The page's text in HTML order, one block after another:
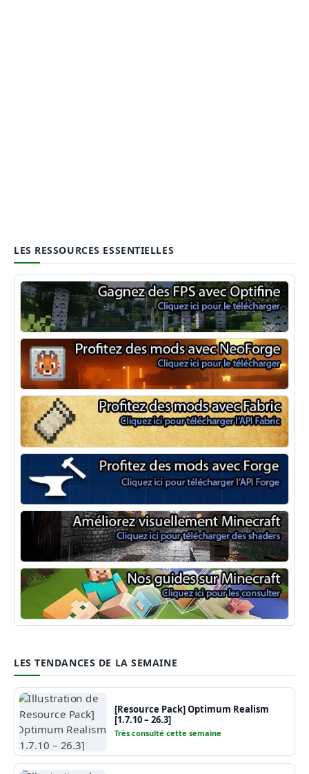
LES RESSOURCES ESSENTIELLES
Optifine
NeoForge
Minecraft Fabric
Minecraft Forge
Shaders Minecraft
Guide Minecraft
LES TENDANCES DE LA SEMAINE
[Resource Pack] Optimum Realism
[1.7.10 – 26.3]
Très consulté cette semaine